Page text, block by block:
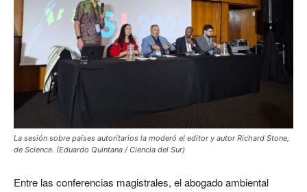
La sesión sobre países autoritarios la moderó el editor y autor Richard Stone,
de Science. (Eduardo Quintana / Ciencia del Sur)
Entre las conferencias magistrales, el abogado ambiental